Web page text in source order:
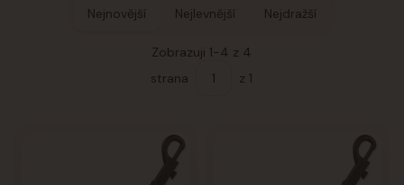
Nejnovější Nejlevnější Nejdražší
Zobrazuji 1-4 z 4
strana
z 1